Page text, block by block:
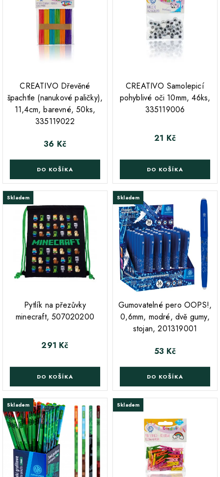
CREATIVO Dřevěné
špachtle (nanukové paličky),
11,4cm, barevné, 50ks,
335119022
Cena
36 Kč
DO KOŠÍKA
CREATIVO Samolepicí
pohyblivé oči 10mm, 46ks,
335119006
Cena
21 Kč
DO KOŠÍKA
Skladem
Pytlík na přezůvky
minecraft, 507020200
Cena
291 Kč
DO KOŠÍKA
Skladem
Gumovatelné pero OOPS!,
0,6mm, modré, dvě gumy,
stojan, 201319001
Cena
53 Kč
DO KOŠÍKA
Skladem Skladem